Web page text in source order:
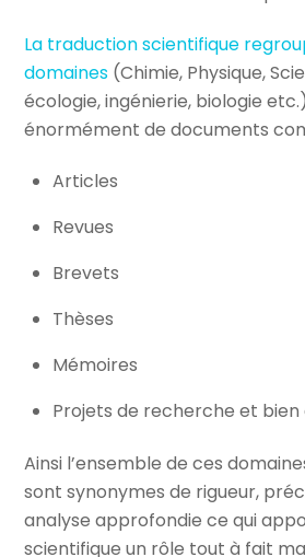
La traduction scientifique
domaines (Chimie, Physique,
écologie, ingénierie, biologie
énormément de documents
Articles
Revues
Brevets
Thèses
Mémoires
Projets de recherche et bien
Ainsi l’ensemble de ces
sont synonymes de rigueur,
analyse approfondie ce qui
scientifique un rôle tout à fait